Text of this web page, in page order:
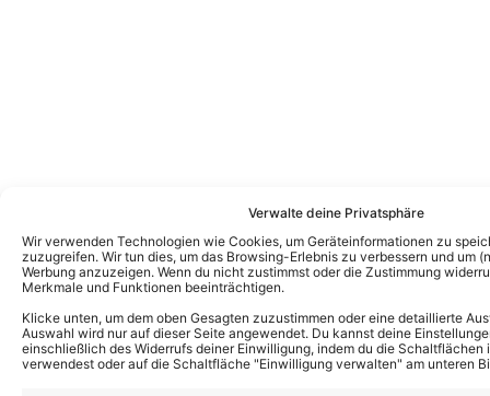
Verwalte deine Privatsphäre
Wir verwenden Technologien wie Cookies, um Geräteinformationen zu
zuzugreifen. Wir tun dies, um das Browsing-Erlebnis zu verbessern und um
Werbung anzuzeigen. Wenn du nicht zustimmst oder die Zustimmung
Merkmale und Funktionen beeinträchtigen.
Klicke unten, um dem oben Gesagten zuzustimmen oder eine detaillierte
Auswahl wird nur auf dieser Seite angewendet. Du kannst deine
einschließlich des Widerrufs deiner Einwilligung, indem du die
verwendest oder auf die Schaltfläche "Einwilligung verwalten" am unteren
Fotogalerien von Peter Maffay